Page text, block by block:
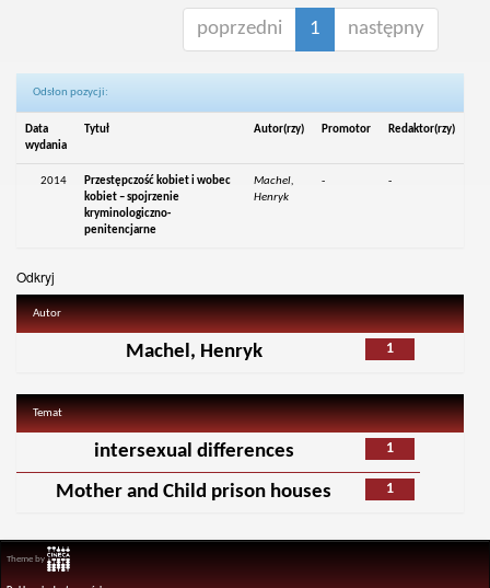
poprzedni 1 następny
Odsłon pozycji:
Data
wydania
Tytuł Autor(rzy) Promotor Redaktor(rzy)
2014
Przestępczość kobiet i wobec
kobiet – spojrzenie
kryminologiczno-
penitencjarne
Machel,
Henryk
- -
Odkryj
Autor
1
Machel, Henryk
Temat
1
intersexual differences
1
Mother and Child prison houses
Theme by